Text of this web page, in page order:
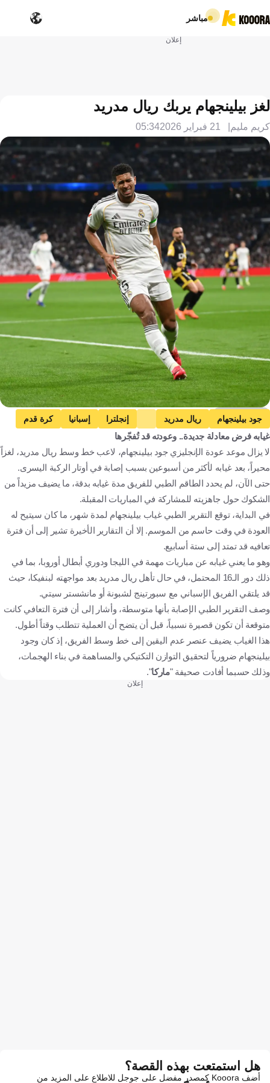
مباشر
إعلان
لغز بيلينجهام يربك ريال مدريد
كريم مليم 21 فبراير 2026 05:34
Getty Images
جود بيلينجهام ريال مدريد إنجلترا إسبانيا كرة قدم
غيابه فرض معادلة جديدة.. وعودته قد تُفجّرها
لا يزال موعد عودة الإنجليزي جود بيلينجهام، لاعب خط وسط ريال مدريد، لغزاً
محيراً، بعد غيابه لأكثر من أسبوعين بسبب إصابة في أوتار الركبة اليسرى.
حتى الآن، لم يحدد الطاقم الطبي للفريق مدة غيابه بدقة، ما يضيف مزيداً من
الشكوك حول جاهزيته للمشاركة في المباريات المقبلة.
في البداية، توقع التقرير الطبي غياب بيلينجهام لمدة شهر، ما كان سيتيح له
العودة في وقت حاسم من الموسم. إلا أن التقارير الأخيرة تشير إلى أن فترة
تعافيه قد تمتد إلى ستة أسابيع.
وهو ما يعني غيابه عن مباريات مهمة في الليجا ودوري أبطال أوروبا، بما في
ذلك دور الـ16 المحتمل، في حال تأهل ريال مدريد بعد مواجهته لبنفيكا، حيث
قد يلتقي الفريق الإسباني مع سبورتينج لشبونة أو مانشستر سيتي.
وصف التقرير الطبي الإصابة بأنها متوسطة، وأشار إلى أن فترة التعافي كانت
متوقعة أن تكون قصيرة نسبياً، قبل أن يتضح أن العملية تتطلب وقتاً أطول.
هذا الغياب يضيف عنصر عدم اليقين إلى خط وسط الفريق، إذ كان وجود
بيلينجهام ضرورياً لتحقيق التوازن التكتيكي والمساهمة في بناء الهجمات،
وذلك حسبما أفادت صحيفة "ماركا".
إعلان
هل استمتعت بهذه القصة؟
أضف Kooora كمصدر مفضل على جوجل للاطلاع على المزيد من